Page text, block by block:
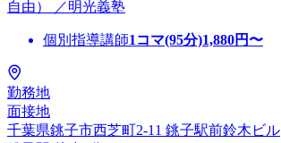
自由） ／明光義塾
個別指導講師1コマ(95分)1,880円〜
勤務地
面接地
千葉県銚子市西芝町2-11 銚子駅前鈴木ビル